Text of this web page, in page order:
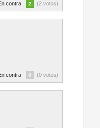
contra 2 (2 votos)
contra 0 (0 votos)